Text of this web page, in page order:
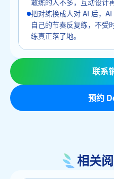
把对练换成人对 AI 后，
自己的节奏反复练，不受
练真正落了地。
联系
预约
相关